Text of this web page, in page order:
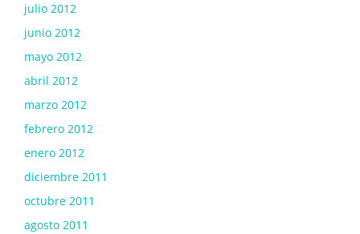
julio 2012
junio 2012
mayo 2012
abril 2012
marzo 2012
febrero 2012
enero 2012
diciembre 2011
octubre 2011
agosto 2011